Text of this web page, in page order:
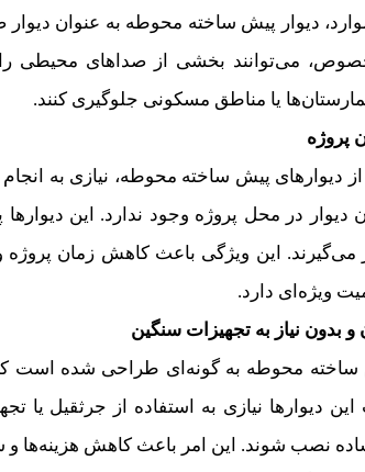
دیوار پیش ساخته محوطه به عنوان
می‌توانند بخشی از صداهای محیطی
یا مناطق مسکونی جلوگیری کنند.
پروژه
از دیوارهای پیش ساخته محوطه، نیازی به
در محل پروژه وجود ندارد. این
می‌گیرند. این ویژگی باعث کاهش زمان
ویژه‌ای دارد.
بدون نیاز به تجهیزات سنگین
ساخته محوطه به گونه‌ای طراحی شده است
دیوارها نیازی به استفاده از جرثقیل یا
ساده نصب شوند. این امر باعث کاهش هزینه‌ها